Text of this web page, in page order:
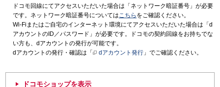
ドコモ回線にてアクセスいただいた場合は「ネットワーク暗証番号」が必要
です。ネットワーク暗証番号についてはこちら をご確認ください。
Wi-Fiまたはご自宅のインターネット環境にてアクセスいただいた場合は「d
アカウントのID／パスワード」が必要です。ドコモの契約回線をお持ちでな
い方も、dアカウントの発行が可能です。
dアカウントの発行・確認は「
dアカウント発行 」でご確認ください。
ドコモショップを表示